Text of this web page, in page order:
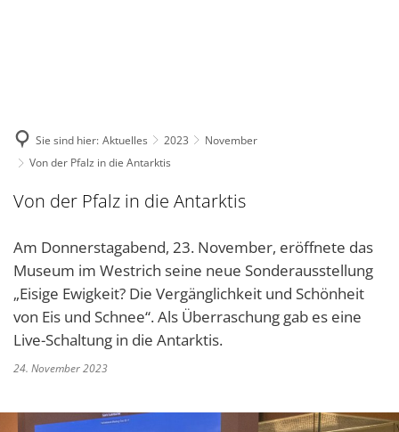
Sie sind hier: Aktuelles 2023
November
Von der Pfalz in die Antarktis
Von der Pfalz in die Antarktis
Am Donnerstagabend, 23. November, eröffnete das
Museum im Westrich seine neue Sonderausstellung
„Eisige Ewigkeit? Die Vergänglichkeit und Schönheit
von Eis und Schnee“. Als Überraschung gab es eine
Live-Schaltung in die Antarktis.
24. November 2023